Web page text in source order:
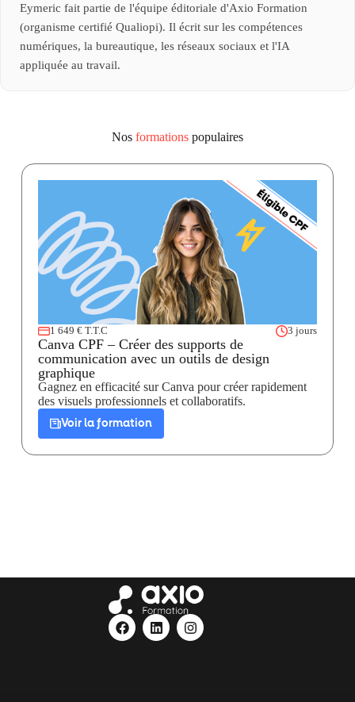
Eymeric fait partie de l'équipe éditoriale d'Axio Formation
(organisme certifié Qualiopi). Il écrit sur les compétences
numériques, la bureautique, les réseaux sociaux et l'IA
appliquée au travail.
Nos formationspopulaires
1 649 € T.T.C 3 jours
Canva CPF – Créer des supports de
communication avec un outils de design
graphique
Gagnez en efficacité sur Canva pour créer rapidement
des visuels professionnels et collaboratifs.
Voir la formation